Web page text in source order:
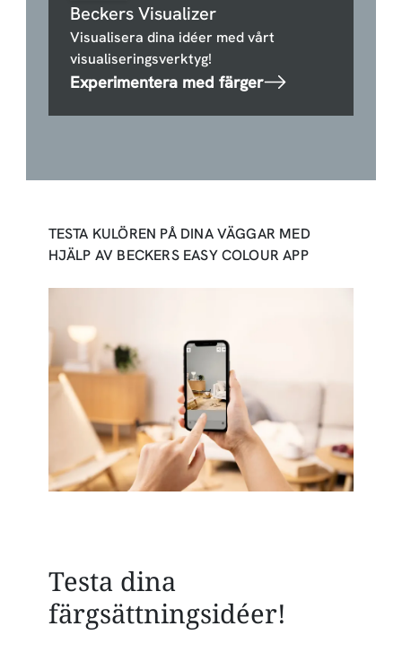
Beckers Visualizer
Visualisera dina idéer med vårt
visualiseringsverktyg!
Experimentera med färger
TESTA KULÖREN PÅ DINA VÄGGAR MED
HJÄLP AV BECKERS EASY COLOUR APP
Testa dina
färgsättningsidéer!